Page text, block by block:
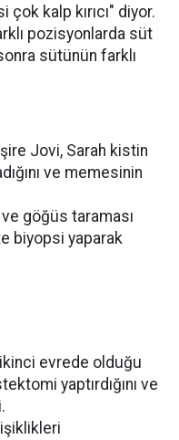
kalp kırıcı" diyor.
pozisyonlarda süt
sütünün farklı
Jovi, Sarah kistin
ve memesinin
göğüs taraması
biyopsi yaparak
evrede olduğu
yaptırdığını ve